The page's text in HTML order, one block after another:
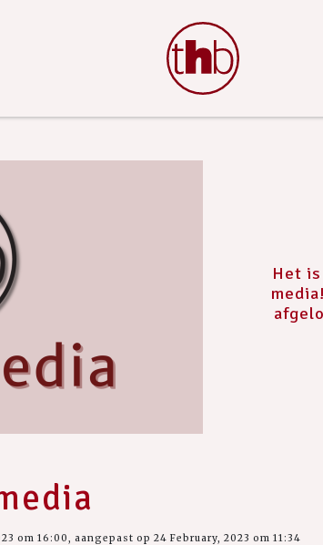
Het
om 16:00, aangepast op 24 February, 2023 om 11:34